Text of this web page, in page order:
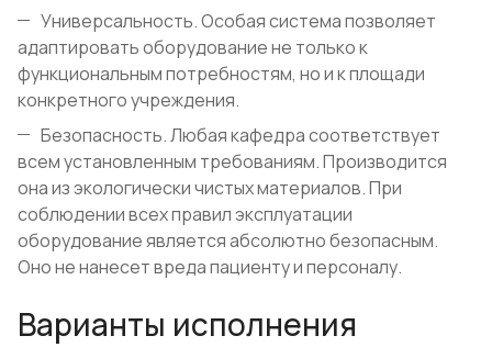
Универсальность. Особая система позволяет
адаптировать оборудование не только к
функциональным потребностям, но и к площади
конкретного учреждения.
Безопасность. Любая кафедра соответствует
всем установленным требованиям. Производится
она из экологически чистых материалов. При
соблюдении всех правил эксплуатации
оборудование является абсолютно безопасным.
Оно не нанесет вреда пациенту и персоналу.
Варианты исполнения